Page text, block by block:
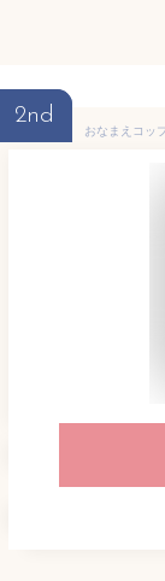
2nd